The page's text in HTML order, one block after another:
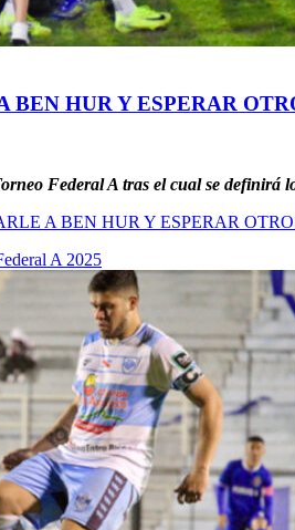
HUR Y ESPERAR
Federal A tras el cual se
A BEN HUR Y ESPERAR
A 2025